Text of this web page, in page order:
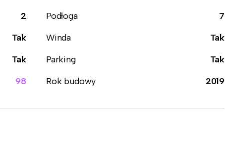
2 Podłoga
7
Tak Winda
Tak
Tak Parking
Tak
98 Rok budowy 2019